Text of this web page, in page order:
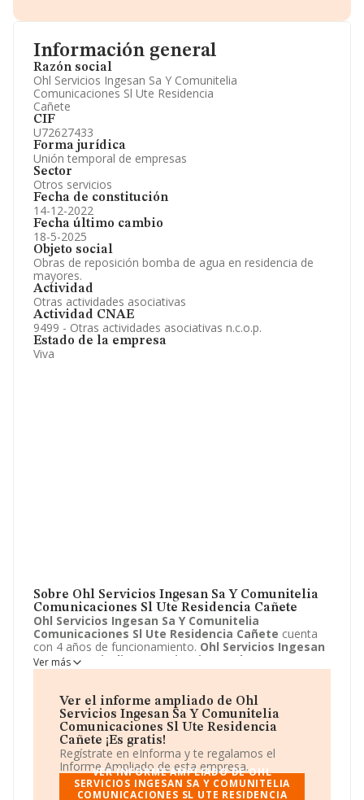
Información general
Razón social
Ohl Servicios Ingesan Sa Y Comunitelia
Comunicaciones Sl Ute Residencia
Cañete
CIF
U72627433
Forma jurídica
Unión temporal de empresas
Sector
Otros servicios
Fecha de constitución
14-12-2022
Fecha último cambio
18-5-2025
Objeto social
Obras de reposición bomba de agua en residencia de
mayores.
Actividad
Otras actividades asociativas
Actividad CNAE
9499 - Otras actividades asociativas n.c.o.p.
Estado de la empresa
Viva
Sobre Ohl Servicios Ingesan Sa Y Comunitelia
Comunicaciones Sl Ute Residencia Cañete
Ohl Servicios Ingesan Sa Y Comunitelia
Comunicaciones Sl Ute Residencia Cañete cuenta
con 4 años de funcionamiento. Ohl Servicios Ingesan
Sa Y Comunitelia Comunicaciones Sl Ute
Residencia Cañetetiene su domicilio social registrado
Ciudad real. Enmarca su actividad CNAE principal como
9499 - Otras actividades asociativas n.c.o.p..Ohl
Servicios Ingesan Sa Y Comunitelia
Comunicaciones Sl Ute Residencia Cañete
inscrita como Unión temporal de empresas.
Ver más
Ver el informe ampliado de Ohl
Servicios Ingesan Sa Y Comunitelia
Comunicaciones Sl Ute Residencia
Cañete ¡Es gratis!
Regístrate en eInforma y te regalamos el
Informe Ampliado de esta empresa.
VER INFORME AMPLIADO DE OHL
SERVICIOS INGESAN SA Y COMUNITELIA
COMUNICACIONES SL UTE RESIDENCIA
Accionistas.
Participaciones y Vinculaciones en otras empresas.
Artículos de prensa publicados sobre la empresa.
Información oficial y registral complementaria.